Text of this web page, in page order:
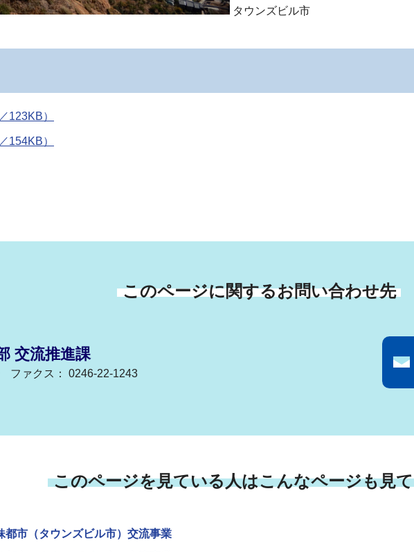
タウンズビル市
123KB）
154KB）
このページに関するお問い合わせ先
交流推進課
ファクス： 0246-22-1243
このページを見ている人はこんなページも見
市（タウンズビル市）交流事業